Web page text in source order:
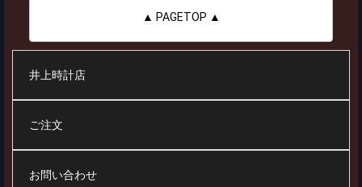
▲ PAGETOP ▲
井上時計店
ご注文
お問い合わせ